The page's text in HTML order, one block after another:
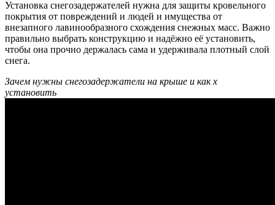
Установка снегозадержателей нужна для защиты кровельного
покрытия от повреждений и людей и имущества от
внезапного лавинообразного схождения снежных масс. Важно
правильно выбрать конструкцию и надёжно её установить,
чтобы она прочно держалась сама и удерживала плотный слой
снега.
Зачем нужны снегозадержатели на крыше и как х
установить